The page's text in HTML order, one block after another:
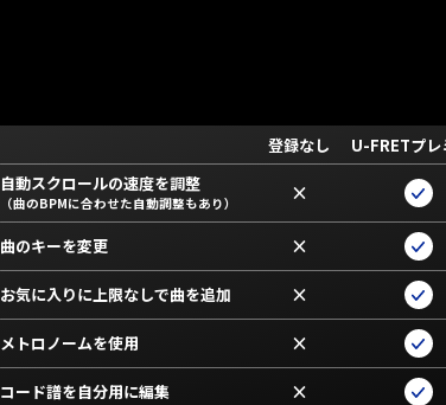
登録なし
U-FRETプレ
自動スクロールの速度を調整
（曲のBPMに合わせた自動調整もあり） ×
曲のキーを変更 ×
お気に入りに上限なしで曲を追加 ×
メトロノームを使用 ×
コード譜を自分用に編集 ×